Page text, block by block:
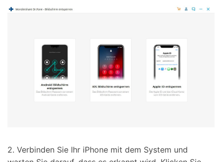
2. Verbinden Sie Ihr iPhone mit dem System und